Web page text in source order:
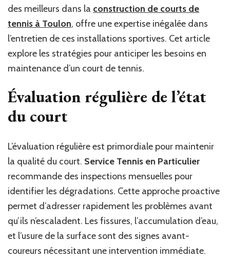
des meilleurs dans la construction de courts de
tennis à Toulon, offre une expertise inégalée dans
l’entretien de ces installations sportives. Cet article
explore les stratégies pour anticiper les besoins en
maintenance d’un court de tennis.
Évaluation régulière de l’état
du court
L’évaluation régulière est primordiale pour maintenir
la qualité du court. Service Tennis en Particulier
recommande des inspections mensuelles pour
identifier les dégradations. Cette approche proactive
permet d’adresser rapidement les problèmes avant
qu’ils n’escaladent. Les fissures, l’accumulation d’eau,
et l’usure de la surface sont des signes avant-
coureurs nécessitant une intervention immédiate.